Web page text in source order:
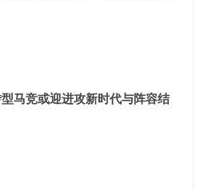
马竞或迎进攻新时代与阵容结